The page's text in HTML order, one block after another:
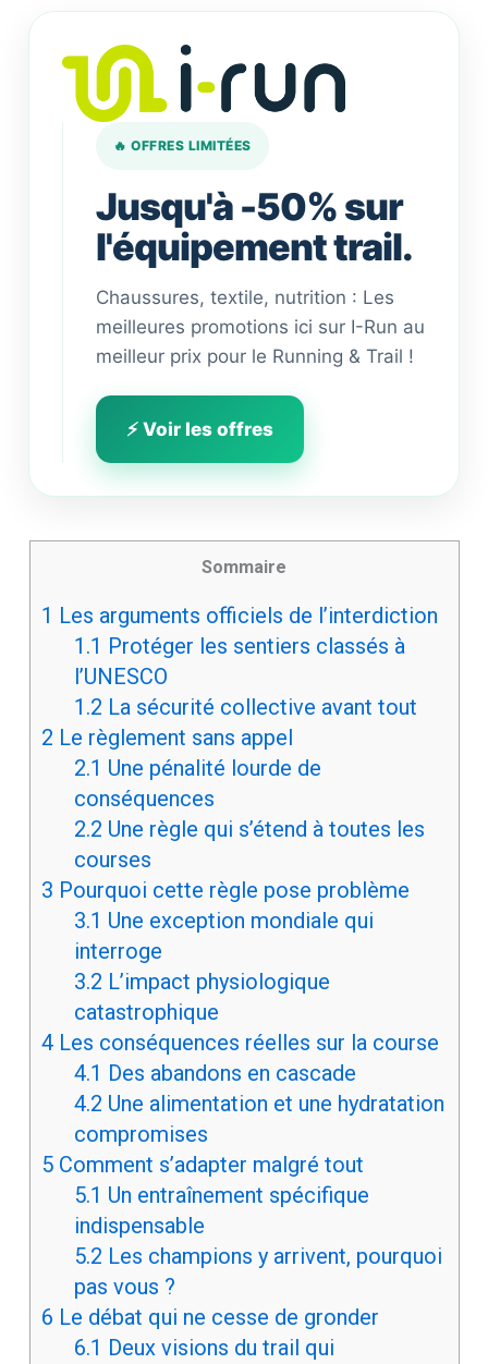
🔥 OFFRES LIMITÉES
Jusqu'à -50% sur
l'équipement trail.
Chaussures, textile, nutrition : Les
meilleures promotions ici sur I-Run au
meilleur prix pour le Running & Trail !
⚡ Voir les offres
Sommaire
1 Les arguments officiels de l’interdiction
1.1 Protéger les sentiers classés à
l’UNESCO
1.2 La sécurité collective avant tout
2 Le règlement sans appel
2.1 Une pénalité lourde de
conséquences
2.2 Une règle qui s’étend à toutes les
courses
3 Pourquoi cette règle pose problème
3.1 Une exception mondiale qui
interroge
3.2 L’impact physiologique
catastrophique
4Les conséquences réelles sur la course
4.1 Des abandons en cascade
4.2 Une alimentation et une hydratation
compromises
5Comment s’adapter malgré tout
5.1 Un entraînement spécifique
indispensable
5.2 Les champions y arrivent, pourquoi
pas vous ?
6 Le débat qui ne cesse de gronder
6.1 Deux visions du trail qui